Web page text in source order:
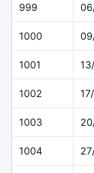
999
1000
1001
1002
1003
1004